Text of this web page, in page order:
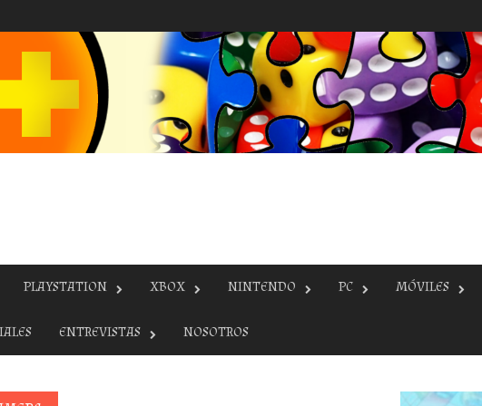
PLAYSTATION XBOX NINTENDO PC MÓVILES
ENTREVISTAS NOSOTROS